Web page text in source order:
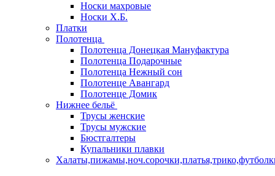
Носки махровые
Носки Х.Б.
Платки
Полотенца
Полотенца Донецкая Мануфактура
Полотенца Подарочные
Полотенца Нежный сон
Полотенце Авангард
Полотенце Домик
Нижнее бельё
Трусы женские
Трусы мужские
Бюстгалтеры
Купальники плавки